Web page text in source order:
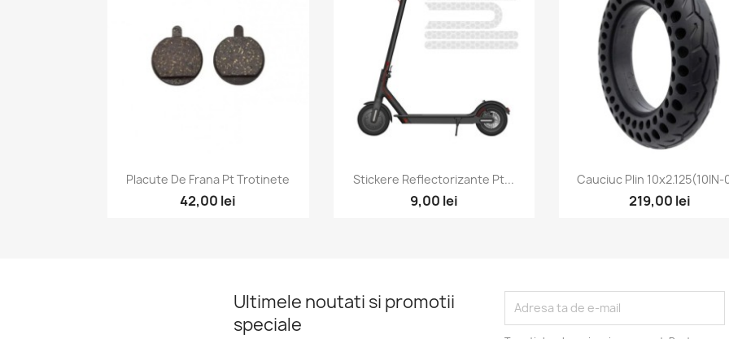
Vizualizare rapida
Placute De Frana Pt Trotinete
42,00 lei
Vizualizare rapida
Stickere Reflectorizante Pt...
9,00 lei
Vizualizare rapida
Cauciuc Plin 10x2.125(10IN-
219,00 lei
Ultimele noutati si promotii
speciale